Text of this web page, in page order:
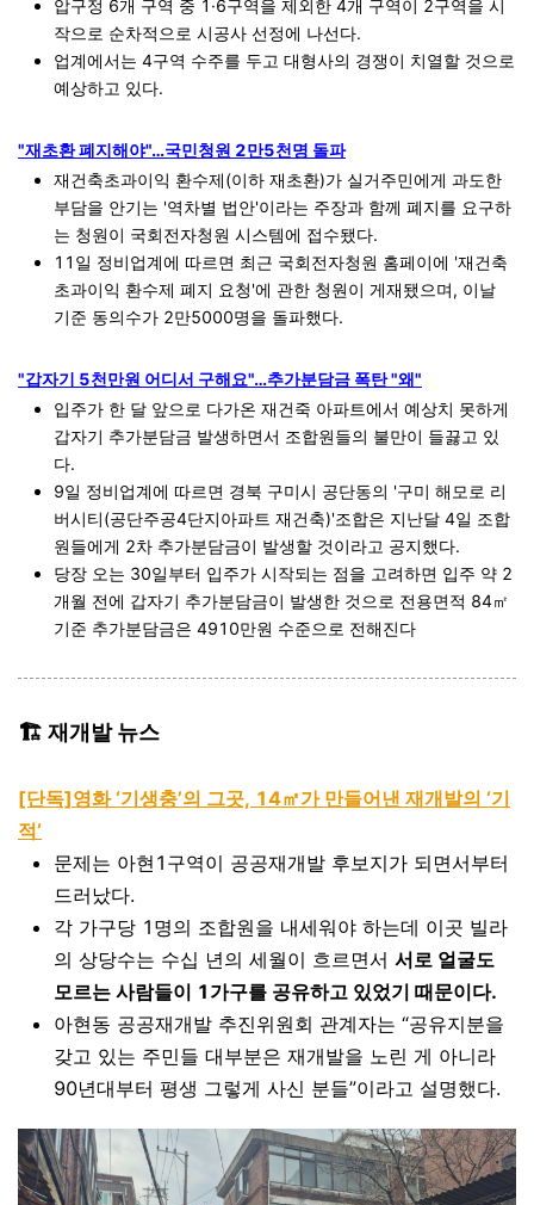
압구정 6개 구역 중 1·6구역을 제외한 4개 구역이 2구역을 시
작으로 순차적으로 시공사 선정에 나선다.
업계에서는 4구역 수주를 두고 대형사의 경쟁이 치열할 것으로
예상하고 있다.
"재초환 폐지해야"…국민청원 2만5천명 돌파
재건축초과이익 환수제(이하 재초환)가 실거주민에게 과도한
부담을 안기는 '역차별 법안'이라는 주장과 함께 폐지를 요구하
는 청원이 국회전자청원 시스템에 접수됐다.
11일 정비업계에 따르면 최근 국회전자청원 홈페이에 '재건축
초과이익 환수제 폐지 요청'에 관한 청원이 게재됐으며, 이날
기준 동의수가 2만5000명을 돌파했다.
"갑자기 5천만원 어디서 구해요"…추가분담금 폭탄 "왜"
입주가 한 달 앞으로 다가온 재건죽 아파트에서 예상치 못하게
갑자기 추가분담금 발생하면서 조합원들의 불만이 들끓고 있
다.
9일 정비업계에 따르면 경북 구미시 공단동의 '구미 해모로 리
버시티(공단주공4단지아파트 재건축)'조합은 지난달 4일 조합
원들에게 2차 추가분담금이 발생할 것이라고 공지했다.
당장 오는 30일부터 입주가 시작되는 점을 고려하면 입주 약 2
개월 전에 갑자기 추가분담금이 발생한 것으로 전용면적 84㎡
기준 추가분담금은 4910만원 수준으로 전해진다
🏗️ 재개발 뉴스
[단독]영화 ‘기생충’의 그곳, 14㎡가 만들어낸 재개발의 ‘기
적’
문제는 아현1구역이 공공재개발 후보지가 되면서부터
드러났다.
각 가구당 1명의 조합원을 내세워야 하는데 이곳 빌라
의 상당수는 수십 년의 세월이 흐르면서 서로 얼굴도
모르는 사람들이 1가구를 공유하고 있었기 때문이다.
아현동 공공재개발 추진위원회 관계자는 “공유지분을
갖고 있는 주민들 대부분은 재개발을 노린 게 아니라
90년대부터 평생 그렇게 사신 분들”이라고 설명했다.